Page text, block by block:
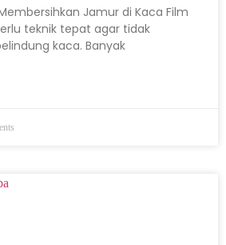
Jamur di Kaca Film
teknik tepat agar tidak
kaca. Banyak